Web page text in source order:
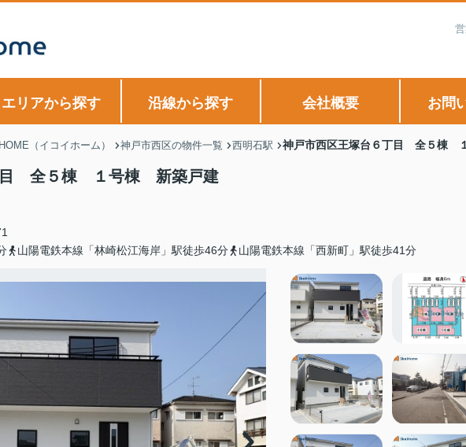
エリアから探す 沿線から探す 会社概要 お問
（イコイホーム） 神戸市西区の物件一覧 西明石駅 神戸市西区王塚台６丁目 全５棟
目 全５棟 １号棟 新築戸建
山陽電鉄本線「林崎松江海岸」駅徒歩46分 山陽電鉄本線「西新町」駅徒歩41分